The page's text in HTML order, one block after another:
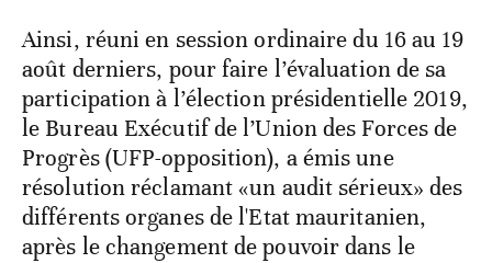
Ainsi, réuni en session ordinaire du 16 au 19
août derniers, pour faire l’évaluation de sa
participation à l’élection présidentielle 2019,
le Bureau Exécutif de l’Union des Forces de
Progrès (UFP-opposition), a émis une
résolution réclamant «un audit sérieux» des
différents organes de l'Etat mauritanien,
après le changement de pouvoir dans le